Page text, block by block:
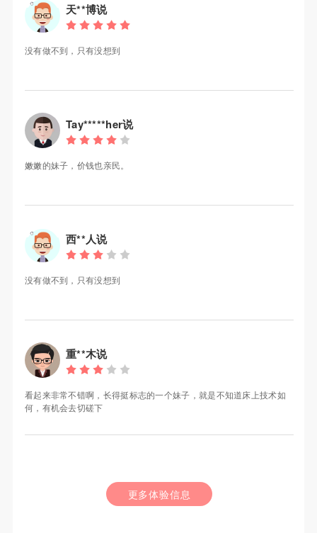
天**博说
没有做不到，只有没想到
Tay*****her说
嫩嫩的妹子，价钱也亲民。
西**人说
没有做不到，只有没想到
重**木说
看起来非常不错啊，长得挺标志的一个妹子，就是不知道床上技术如
何，有机会去切磋下
更多体验信息